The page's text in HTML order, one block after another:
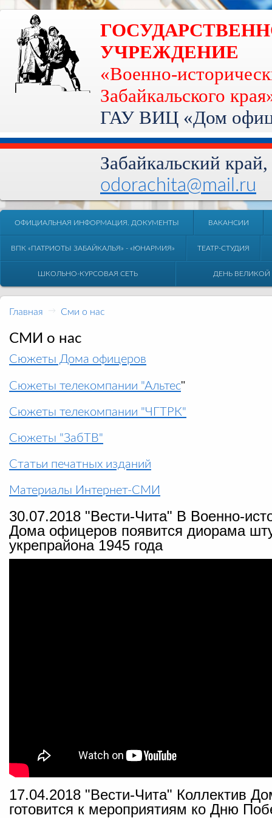
УЧРЕЖДЕНИЕ
«Военно-
Забайкальского
ГАУ ВИЦ «Дом
Забайкальский
odorachita@mail.ru
ОФИЦИАЛЬНАЯ ИНФОРМАЦИЯ. ДОКУМЕНТЫ ВАКАНСИИ
ВПК «ПАТРИОТЫ ЗАБАЙКАЛЬЯ» - «ЮНАРМИЯ» ТЕАТР-СТУДИЯ
ШКОЛЬНО-КУРСОВАЯ СЕТЬ ДЕНЬ
Главная → Сми о нас
СМИ о нас
Сюжеты Дома офицеров
Сюжеты телекомпании "Альтес"
Сюжеты телекомпании "ЧГТРК"
Сюжеты "ЗабТВ"
Статьи печатных изданий
Материалы Интернет-СМИ
30.07.2018 "Вести-Чита" В Военно-
Дома офицеров появится диорама
укрепрайона 1945 года
17.04.2018 "Вести-Чита" Коллектив
готовитcя к мероприятиям ко Дню